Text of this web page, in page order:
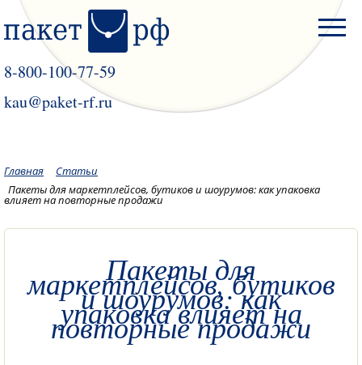
8-800-100-77-59
kau@paket-rf.ru
Главная
Статьи
Пакеты для маркетплейсов, бутиков и шоурумов: как упаковка
влияет на повторные продажи
Пакеты для
маркетплейсов, бутиков
и шоурумов: как
упаковка влияет на
повторные продажи